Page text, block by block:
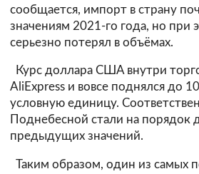
сообщается, импорт в страну
значениям 2021-го года, но при
серьезно потерял в объёмах.
Курс доллара США внутри
AliExpress и вовсе поднялся до
условную единицу.
Поднебесной стали на порядок
предыдущих значений.
Таким образом, один из самых